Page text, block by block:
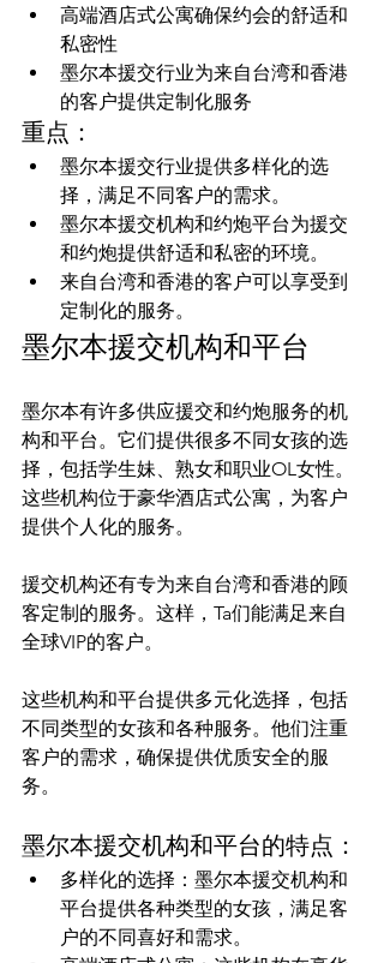
高端酒店式公寓确保约会的舒适和
私密性
墨尔本援交行业为来自台湾和香港
的客户提供定制化服务
重点：
墨尔本援交行业提供多样化的选
择，满足不同客户的需求。
墨尔本援交机构和约炮平台为援交
和约炮提供舒适和私密的环境。
来自台湾和香港的客户可以享受到
定制化的服务。
墨尔本援交机构和平台
墨尔本有许多供应援交和约炮服务的机
构和平台。它们提供很多不同女孩的选
择，包括学生妹、熟女和职业OL女性。
这些机构位于豪华酒店式公寓，为客户
提供个人化的服务。
援交机构还有专为来自台湾和香港的顾
客定制的服务。这样，Ta们能满足来自
全球VIP的客户。
这些机构和平台提供多元化选择，包括
不同类型的女孩和各种服务。他们注重
客户的需求，确保提供优质安全的服
墨尔本援交机构和平台的特点：
多样化的选择：墨尔本援交机构和
平台提供各种类型的女孩，满足客
户的不同喜好和需求。